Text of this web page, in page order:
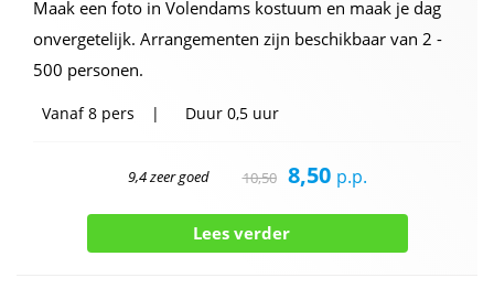
Maak een foto in Volendams kostuum en maak je dag
onvergetelijk. Arrangementen zijn beschikbaar van 2 -
500 personen.
Vanaf8 pers Duur 0,5 uur
9,4 zeer goed 10,50 8,50 p.p.
Lees verder